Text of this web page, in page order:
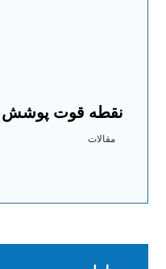
نقطه قوت پوشش
مقالات